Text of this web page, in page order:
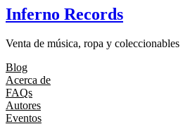
Inferno Records
Venta de música, ropa y coleccionables
Blog
Acerca de
FAQs
Autores
Eventos